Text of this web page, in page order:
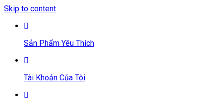
Skip to content
Sản Phẩm Yêu Thích
Tài Khoản Của Tôi